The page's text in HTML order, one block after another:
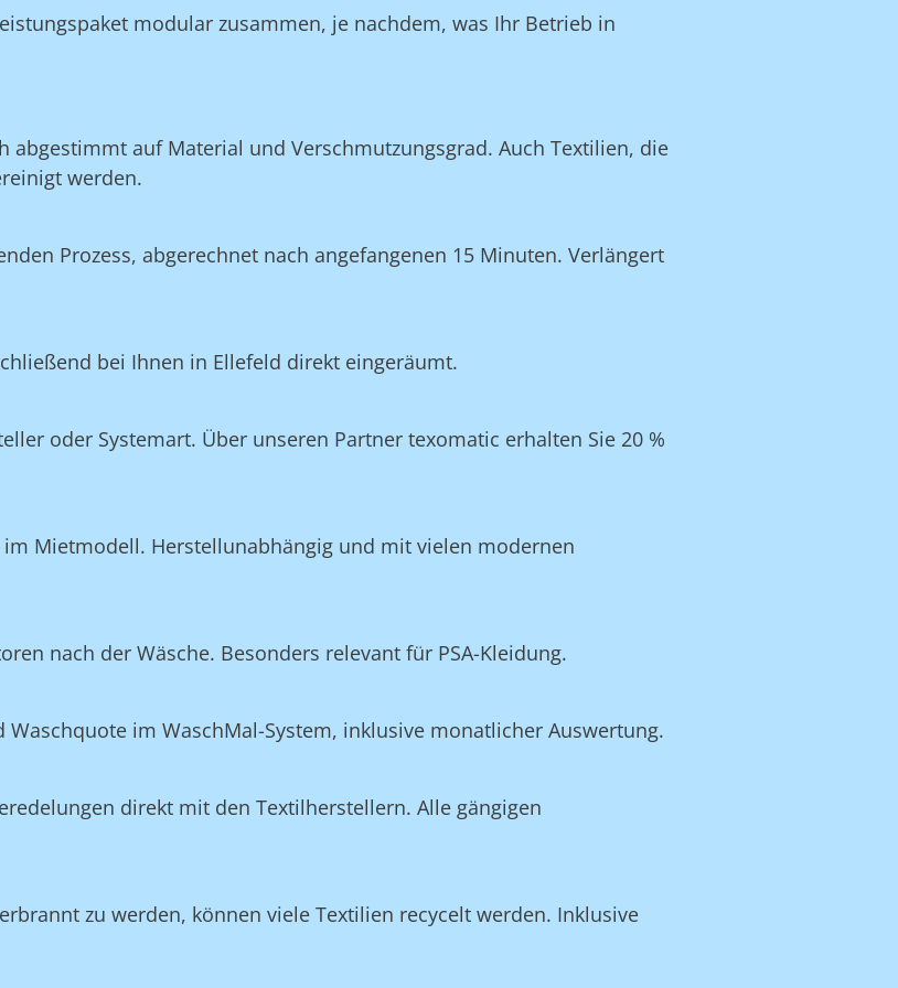
modular zusammen, je nachdem, was Ihr Betrieb in
auf Material und Verschmutzungsgrad. Auch Textilien, die
werden.
Prozess, abgerechnet nach angefangenen 15 Minuten. Verlängert
bei Ihnen in Ellefeld direkt eingeräumt.
oder Systemart. Über unseren Partner texomatic erhalten Sie 20 %
Mietmodell. Herstellunabhängig und mit vielen modernen
nach der Wäsche. Besonders relevant für PSA-Kleidung.
im WaschMal-System, inklusive monatlicher Auswertung.
direkt mit den Textilherstellern. Alle gängigen
zu werden, können viele Textilien recycelt werden. Inklusive